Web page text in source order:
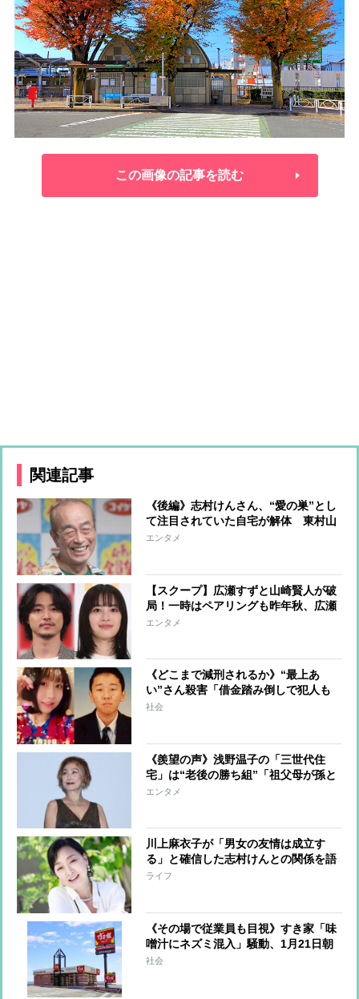
この画像の記事を読む
関連記事
《後編》志村けんさん、“愛の巣”とし
て注目されていた自宅が解体 東村山
市民に愛された駅前広場の『志村けん
エンタメ
【スクープ】広瀬すずと山崎賢人が破
局！一時はペアリングも昨年秋、広瀬
からの提案でじっくり話し合い、別々
エンタメ
《どこまで減刑されるか》“最上あ
い”さん殺害「借金踏み倒しで犯人も
苦しんでいた」「被害者にも落ち度あ
社会
《羨望の声》浅野温子の「三世代住
宅」は“老後の勝ち組”「祖父母が孫と
過ごせる時間は非常に短い」
エンタメ
川上麻衣子が「男女の友情は成立す
る」と確信した志村けんとの関係を語
る 一時は同じマンションに住みお互
ライフ
《その場で従業員も目視》すき家「味
噌汁にネズミ混入」騒動、1月21日朝
の“修羅場”当該店舗は3月24日から一
社会